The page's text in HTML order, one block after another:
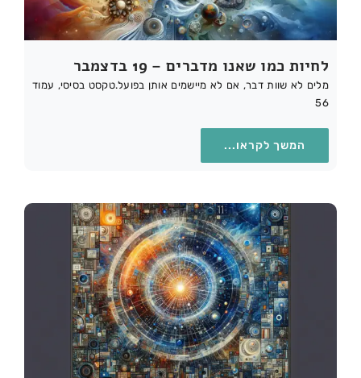
לחיות כמו שאנו מדברים – 19 בדצמבר
מלים לא שוות דבר, אם לא מיישמים אותן בפועל.טקסט בסיסי, עמוד
56
המשך לקראו...